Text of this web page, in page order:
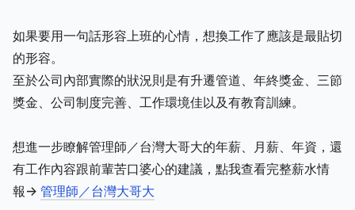
如果要用一句話形容上班的心情，想換工作了應該是最貼切
的形容。
至於公司內部實際的狀況則是有升遷管道、年終獎金、三節
獎金、公司制度完善、工作環境佳以及有教育訓練。
想進一步瞭解管理師／台灣大哥大的年薪、月薪、年資，還
有工作內容跟前輩苦口婆心的建議，點我查看完整薪水情
報-> 管理師／台灣大哥大